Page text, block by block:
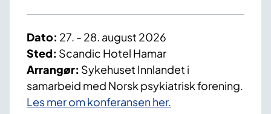
Dato: 27. - 28. august 2026
Sted: Scandic Hotel Hamar
Arrangør: Sykehuset Innlandet i
samarbeid med Norsk psykiatrisk forening.
Les mer om konferansen her.